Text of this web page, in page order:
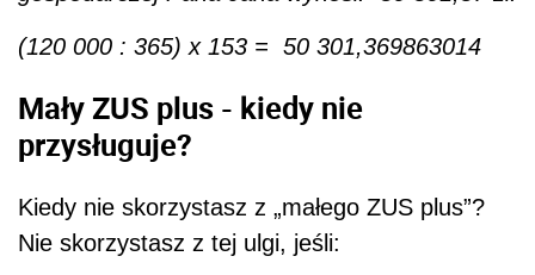
(120 000 : 365) x 153 = 50 301,369863014
Mały ZUS plus - kiedy nie
przysługuje?
Kiedy nie skorzystasz z „małego ZUS plus”?
Nie skorzystasz z tej ulgi, jeśli: